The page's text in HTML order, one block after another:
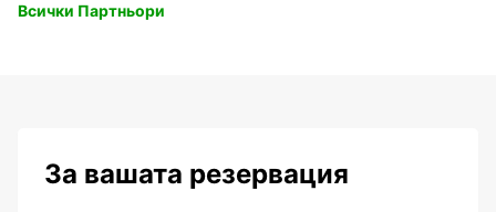
Всички Партньори
За вашата резервация